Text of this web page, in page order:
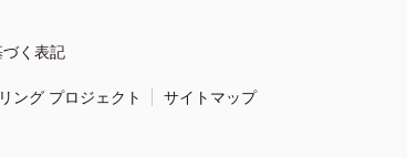
く表記
ング プロジェクト サイトマップ